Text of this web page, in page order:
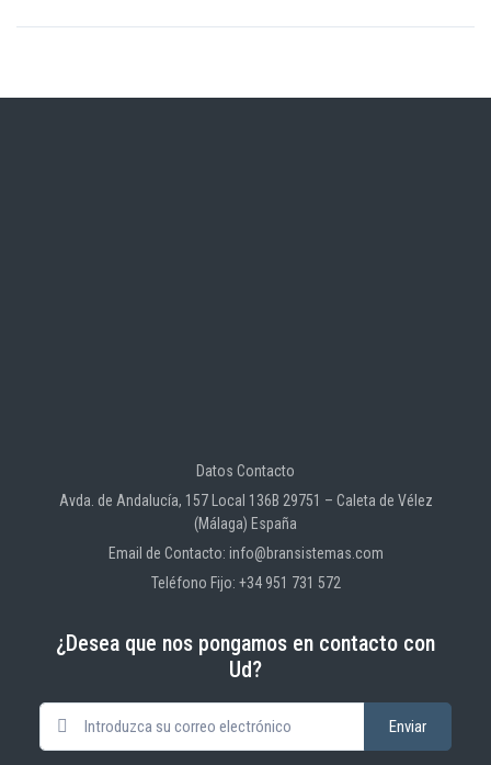
Datos Contacto
Avda. de Andalucía, 157 Local 136B 29751 – Caleta de Vélez
(Málaga) España
Email de Contacto: info@bransistemas.com
Teléfono Fijo: +34 951 731 572
¿Desea que nos pongamos en contacto con
Ud?